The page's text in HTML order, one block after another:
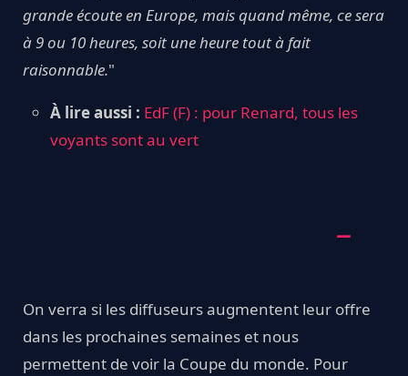
grande écoute en Europe, mais quand même, ce sera
à 9 ou 10 heures, soit une heure tout à fait
raisonnable."
À lire aussi : EdF (F) : pour Renard, tous les
voyants sont au vert
On verra si les diffuseurs augmentent leur offre
dans les prochaines semaines et nous
permettent de voir la Coupe du monde. Pour